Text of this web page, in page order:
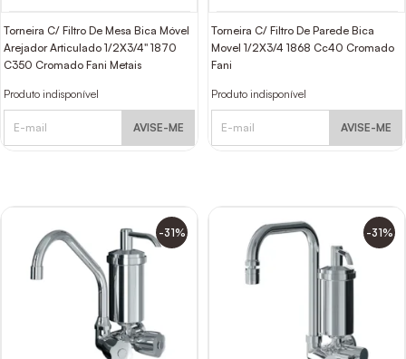
Torneira C/ Filtro De Mesa Bica Móvel
Arejador Articulado 1/2X3/4" 1870
C350 Cromado Fani Metais
Produto indisponível
AVISE-ME
Torneira C/ Filtro De Parede Bica
Movel 1/2X3/4 1868 Cc40 Cromado
Fani
Produto indisponível
AVISE-ME
-31% -31%